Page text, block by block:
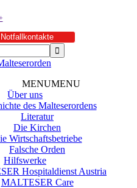
Notfallkontakte
MENUMENU
Über uns
des Malteserordens
Literatur
Die Kirchen
Wirtschaftsbetriebe
Falsche Orden
Hilfswerke
Hospitaldienst Austria
MALTESER Care